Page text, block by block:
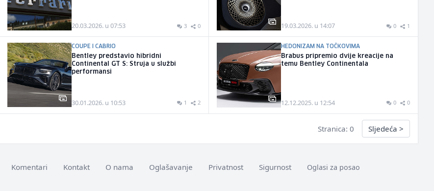
20.03.2026. u 07:53 3 0 19.03.2026. u 14:07 0 1
COUPE I CABRIO
Bentley predstavio hibridni
Continental GT S: Struja u službi
performansi
30.01.2026. u 10:53 1 2
HEDONIZAM NA TOČKOVIMA
Brabus pripremio dvije kreacije na
temu Bentley Continentala
12.12.2025. u 12:54 0 0
Stranica: 0 Sljedeća >
Komentari Kontakt O nama Oglašavanje Privatnost Sigurnost Oglasi za posao